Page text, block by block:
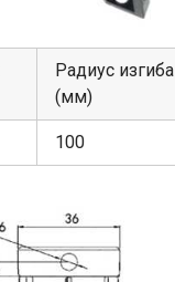
Радиус изгиба
(мм)
100